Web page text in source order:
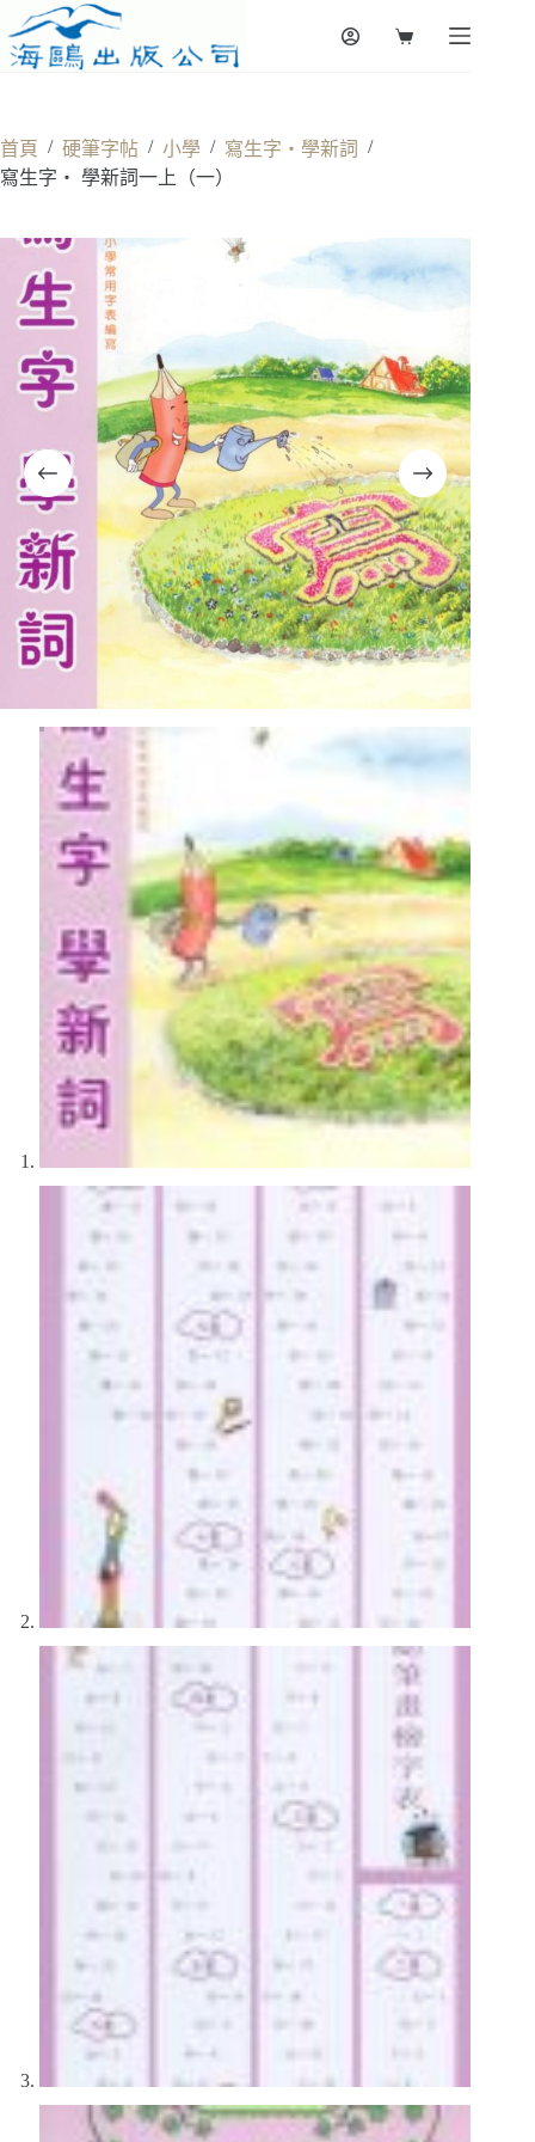
to
content
Shopping
首頁 / 硬筆字帖 / 小學 / 寫生字‧學新詞
/
寫生字‧ 學新詞一上（一）